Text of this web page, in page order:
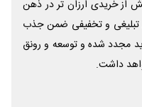
از خریدی ارزان تر در ذهن
و تخفیفی ضمن جذب
مجدد شده و توسعه و رونق
داشت.